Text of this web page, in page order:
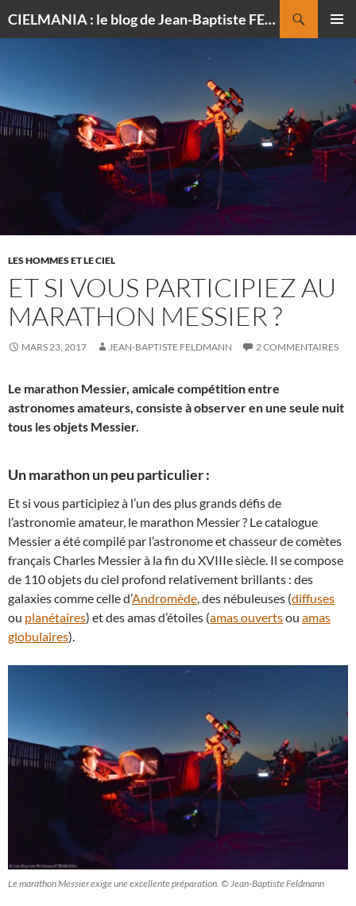
CIELMANIA : le blog de Jean-Baptiste FELDMANN, photographe du ciel
LES HOMMES ET LE CIEL
ET SI VOUS PARTICIPIEZ AU
MARATHON MESSIER ?
MARS 23, 2017 JEAN-BAPTISTE FELDMANN 2 COMMENTAIRES
Le marathon Messier, amicale compétition entre
astronomes amateurs, consiste à observer en une seule nuit
tous les objets Messier.
Un marathon un peu particulier :
Et si vous participiez à l’un des plus grands défis de
l’astronomie amateur, le marathon Messier ? Le catalogue
Messier a été compilé par l’astronome et chasseur de comètes
français Charles Messier à la fin du XVIIIe siècle. Il se compose
de 110 objets du ciel profond relativement brillants : des
galaxies comme celle d’Andromède, des nébuleuses (diffuses
ou planétaires) et des amas d’étoiles (amas ouvertsou amas
globulaires).
Le marathon Messier exige une excellente préparation. © Jean-Baptiste Feldmann